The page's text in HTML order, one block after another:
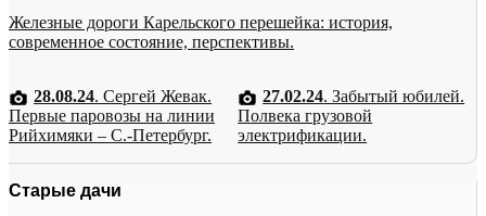
Железные дороги Карельского перешейка: история,
современное состояние, перспективы.
28.08.24. Сергей Жевак.
Первые паровозы на линии
Рийхимяки – С.-Петербург.
27.02.24. Забытый юбилей.
Полвека грузовой
электрификации.
Старые дачи